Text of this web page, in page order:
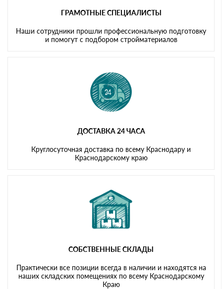
ГРАМОТНЫЕ СПЕЦИАЛИСТЫ
Наши сотрудники прошли профессиональную подготовку
и помогут с подбором стройматериалов
ДОСТАВКА 24 ЧАСА
Круглосуточная доставка по всему Краснодару и
Краснодарскому краю
СОБСТВЕННЫЕ СКЛАДЫ
Практически все позиции всегда в наличии и находятся на
наших складских помещениях по всему Краснодарскому
Краю